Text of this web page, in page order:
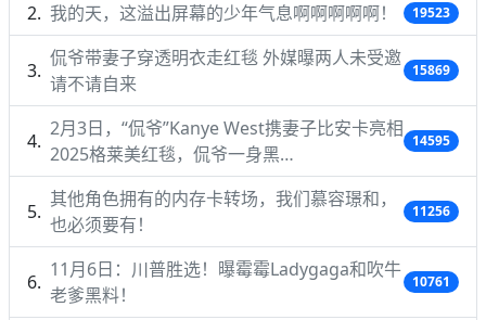
我的天，这溢出屏幕的少年气息啊啊啊啊啊！ 19523
侃爷带妻子穿透明衣走红毯 外媒曝两人未受邀
请不请自来
15869
2月3日，“侃爷”Kanye West携妻子比安卡亮相
2025格莱美红毯，侃爷一身黑…
14595
其他角色拥有的内存卡转场，我们慕容璟和，
也必须要有！
11256
11月6日：川普胜选！曝霉霉Ladygaga和吹牛
老爹黑料！
10761